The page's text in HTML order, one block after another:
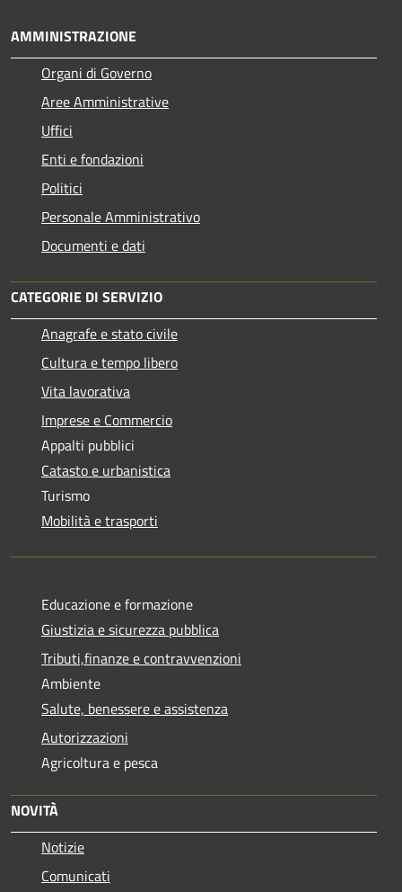
AMMINISTRAZIONE
Organi di Governo
Aree Amministrative
Uffici
Enti e fondazioni
Politici
Personale Amministrativo
Documenti e dati
CATEGORIE DI SERVIZIO
Anagrafe e stato civile
Cultura e tempo libero
Vita lavorativa
Imprese e Commercio
Appalti pubblici
Catasto e urbanistica
Turismo
Mobilità e trasporti
Educazione e formazione
Giustizia e sicurezza pubblica
Tributi,finanze e contravvenzioni
Ambiente
Salute, benessere e assistenza
Autorizzazioni
Agricoltura e pesca
NOVITÀ
Notizie
Comunicati